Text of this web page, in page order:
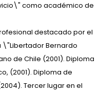
como académico de
destacado por el
\"Libertador Bernardo
de Chile (2001). Diploma
(2001). Diploma de
Tercer lugar en el